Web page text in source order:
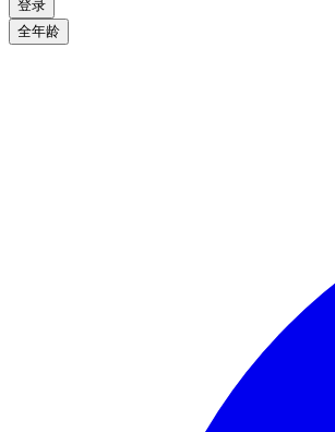
登录
全年龄